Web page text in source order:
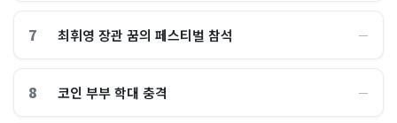
7 최휘영 장관 꿈의 페스티벌 참석 ―
8 코인 부부 학대 충격 ―